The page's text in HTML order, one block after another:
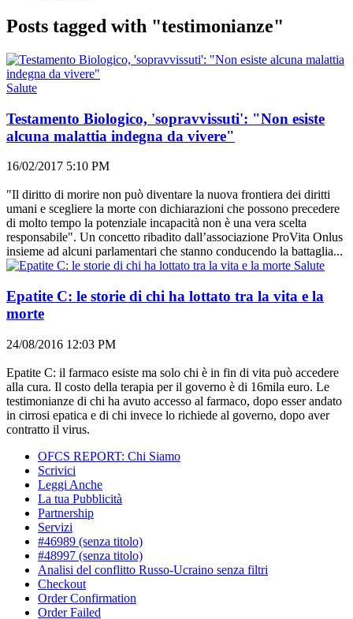
Posts tagged with "testimonianze"
Salute
Testamento Biologico, 'sopravvissuti': "Non esiste
alcuna malattia indegna da vivere"
16/02/2017 5:10 PM
"Il diritto di morire non può diventare la nuova frontiera dei diritti
umani e scegliere la morte con dichiarazioni che possono precedere
di molto tempo la potenziale incapacità non è una vera scelta
responsabile". Un concetto ribadito dall’associazione ProVita Onlus
insieme ad alcuni parlamentari che stanno conducendo la battaglia...
Salute
Epatite C: le storie di chi ha lottato tra la vita e la
morte
24/08/2016 12:03 PM
Epatite C: il farmaco esiste ma solo chi è in fin di vita può accedere
alla cura. Il costo della terapia per il governo è di 16mila euro. Le
testimonianze di chi ha avuto accesso al farmaco, dopo esser andato
in cirrosi epatica e di chi invece lo richiede al governo, dopo aver
contratto il virus.
OFCS REPORT: Chi Siamo
Scrivici
Leggi Anche
La tua Pubblicità
Partnership
Servizi
#46989 (senza titolo)
#48997 (senza titolo)
Analisi del conflitto Russo-Ucraino senza filtri
Checkout
Order Confirmation
Order Failed